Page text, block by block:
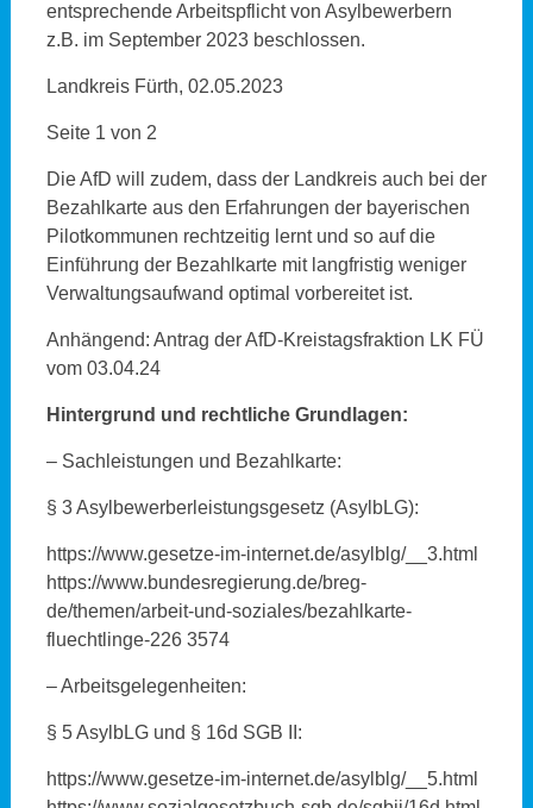
entsprechende Arbeitspflicht von Asylbewerbern
z.B. im September 2023 beschlossen.
Landkreis Fürth, 02.05.2023
Seite 1 von 2
Die AfD will zudem, dass der Landkreis auch bei der
Bezahlkarte aus den Erfahrungen der bayerischen
Pilotkommunen rechtzeitig lernt und so auf die
Einführung der Bezahlkarte mit langfristig weniger
Verwaltungsaufwand optimal vorbereitet ist.
Anhängend: Antrag der AfD-Kreistagsfraktion LK FÜ
vom 03.04.24
Hintergrund und rechtliche Grundlagen:
– Sachleistungen und Bezahlkarte:
§ 3 Asylbewerberleistungsgesetz (AsylbLG):
https://www.gesetze-im-internet.de/asylblg/__3.html
https://www.bundesregierung.de/breg-
de/themen/arbeit-und-soziales/bezahlkarte-
fluechtlinge-226 3574
– Arbeitsgelegenheiten:
§ 5 AsylbLG und § 16d SGB II:
https://www.gesetze-im-internet.de/asylblg/__5.html